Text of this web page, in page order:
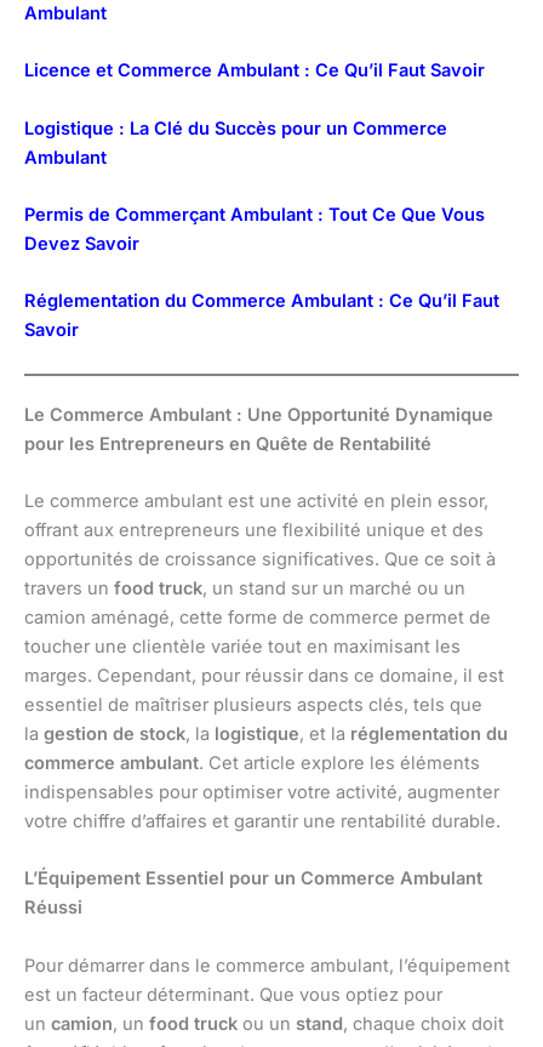
Ambulant
Licence et Commerce Ambulant : Ce Qu’il Faut Savoir
Logistique : La Clé du Succès pour un Commerce
Ambulant
Permis de Commerçant Ambulant : Tout Ce Que Vous
Devez Savoir
Réglementation du Commerce Ambulant : Ce Qu’il Faut
Savoir
Le Commerce Ambulant : Une Opportunité Dynamique
pour les Entrepreneurs en Quête de Rentabilité
Le commerce ambulant est une activité en plein essor,
offrant aux entrepreneurs une flexibilité unique et des
opportunités de croissance significatives. Que ce soit à
travers un food truck, un stand sur un marché ou un
camion aménagé, cette forme de commerce permet de
toucher une clientèle variée tout en maximisant les
marges. Cependant, pour réussir dans ce domaine, il est
essentiel de maîtriser plusieurs aspects clés, tels que
la gestion de stock, la logistique, et la réglementation du
commerce ambulant. Cet article explore les éléments
indispensables pour optimiser votre activité, augmenter
votre chiffre d’affaires et garantir une rentabilité durable.
L’Équipement Essentiel pour un Commerce Ambulant
Réussi
Pour démarrer dans le commerce ambulant, l’équipement
est un facteur déterminant. Que vous optiez pour
un camion, un food truck ou un stand, chaque choix doit